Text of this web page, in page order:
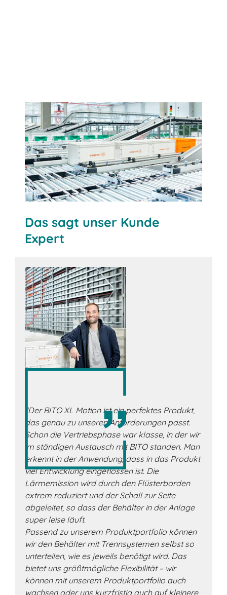
Das sagt unser Kunde
Expert
"Der BITO XL Motion ist ein perfektes Produkt,
das genau zu unseren Anforderungen passt.
Schon die Vertriebsphase war klasse, in der wir
im ständigen Austausch mit BITO standen. Man
erkennt in der Anwendung, dass in das Produkt
viel Entwicklung eingeflossen ist. Die
Lärmemission wird durch den Flüsterborden
extrem reduziert und der Schall zur Seite
abgeleitet, so dass der Behälter in der Anlage
super leise läuft.
Passend zu unserem Produktportfolio können
wir den Behälter mit Trennsystemen selbst so
unterteilen, wie es jeweils benötigt wird. Das
bietet uns größtmögliche Flexibilität – wir
können mit unserem Produktportfolio auch
wachsen oder uns kurzfristig auch auf kleinere